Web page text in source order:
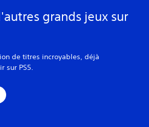
grands jeux sur
de titres incroyables, déjà
sur PS5.